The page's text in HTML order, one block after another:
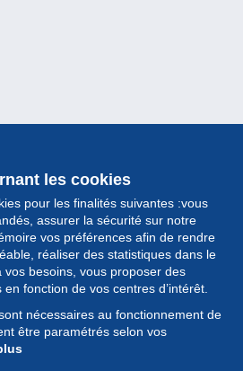
les cookies
pour les finalités suivantes :vous
assurer la sécurité sur notre
vos préférences afin de rendre
réaliser des statistiques dans le
vos besoins, vous proposer des
fonction de vos centres d’intérêt.
nécessaires au fonctionnement de
être paramétrés selon vos